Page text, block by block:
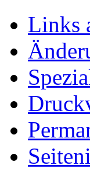
Links